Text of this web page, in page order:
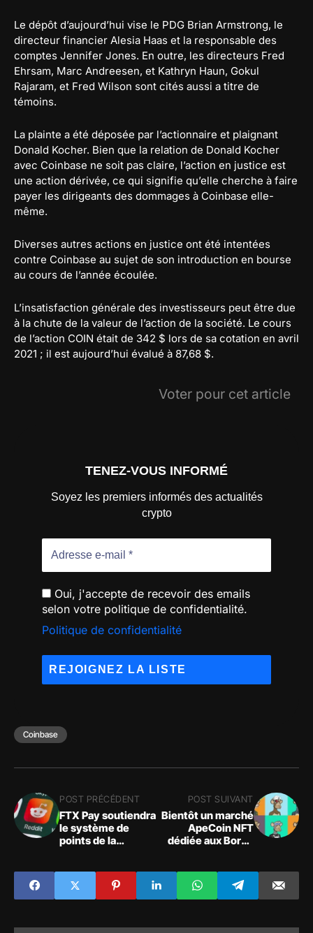
Le dépôt d’aujourd’hui vise le PDG Brian Armstrong, le
directeur financier Alesia Haas et la responsable des
comptes Jennifer Jones. En outre, les directeurs Fred
Ehrsam, Marc Andreesen, et Kathryn Haun, Gokul
Rajaram, et Fred Wilson sont cités aussi a titre de
témoins.
La plainte a été déposée par l’actionnaire et plaignant
Donald Kocher. Bien que la relation de Donald Kocher
avec Coinbase ne soit pas claire, l’action en justice est
une action dérivée, ce qui signifie qu’elle cherche à faire
payer les dirigeants des dommages à Coinbase elle-
même.
Diverses autres actions en justice ont été intentées
contre Coinbase au sujet de son introduction en bourse
au cours de l’année écoulée.
L’insatisfaction générale des investisseurs peut être due
à la chute de la valeur de l’action de la société. Le cours
de l’action COIN était de 342 $ lors de sa cotation en avril
2021 ; il est aujourd’hui évalué à 87,68 $.
Voter pour cet article
TENEZ-VOUS INFORMÉ
Soyez les premiers informés des actualités
crypto
Oui, j'accepte de recevoir des emails
selon votre politique de confidentialité.
Politique de confidentialité
Coinbase
POST PRÉCÉDENT
FTX Pay soutiendra
le système de
points de la
de sociétés Web2
et Web3 forment le
comité de
données
POST SUIVANT
Bientôt un marché
ApeCoin NFT
dédiée aux Bored
Club et Bored Ape
Kennel Club